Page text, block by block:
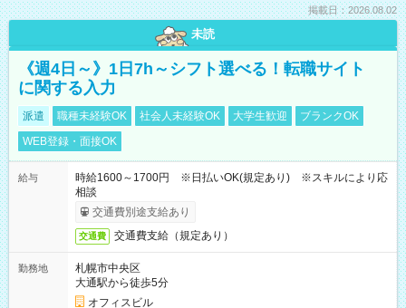
掲載日：2026.08.02
未読
《週4日～》1日7h～シフト選べる！転職サイト
に関する入力
派遣 職種未経験OK 社会人未経験OK 大学生歓迎
ブランクOK
WEB登録・面接OK
給与
時給1600～1700円 ※日払いOK(規定あり) ※スキルにより応
相談
交通費別途支給あり
交通費 交通費支給（規定あり）
勤務地
札幌市中央区
大通駅から徒歩5分
オフィスビル